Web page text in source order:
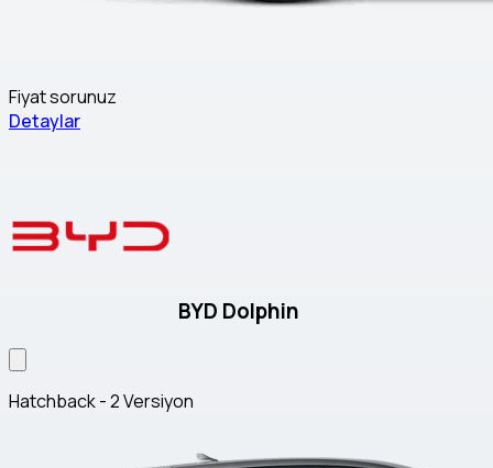
Fiyat sorunuz
Detaylar
BYD Dolphin
Hatchback - 2 Versiyon